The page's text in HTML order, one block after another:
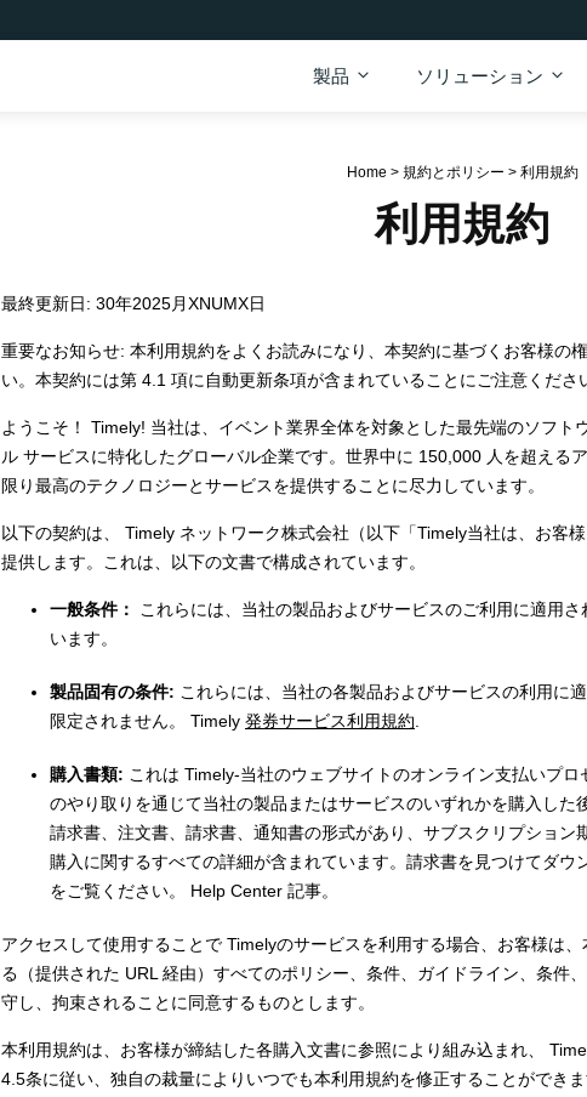
製品 ソリューション
Home > 規約とポリシー > 利用規約
利用規約
最終更新日: 30年2025月XNUMX日
重要なお知らせ: 本利用規約をよくお読みになり、本契約に基づくお客様の
い。本契約には第 4.1 項に自動更新条項が含まれていることにご注意くださ
ようこそ！ Timely! 当社は、イベント業界全体を対象とした最先端のソフト
ル サービスに特化したグローバル企業です。世界中に 150,000 人を超える
限り最高のテクノロジーとサービスを提供することに尽力しています。
以下の契約は、 Timely ネットワーク株式会社（以下「Timely当社は、お客
提供します。これは、以下の文書で構成されています。
一般条件：
これらには、当社の製品およびサービスのご利用に適用
います。
製品固有の条件: これらには、当社の各製品およびサービスの利用に
限定されません。 Timely 発券サービス利用規約
購入書類: これは Timely-当社のウェブサイトのオンライン支払いプ
のやり取りを通じて当社の製品またはサービスのいずれかを購入し
請求書、注文書、請求書、通知書の形式があり、サブスクリプション
購入に関するすべての詳細が含まれています。請求書を見つけてダウ
をご覧ください。 Help Center 記事。
アクセスして使用することで Timelyのサービスを利用する場合、お客様は
る（提供された URL 経由）すべてのポリシー、条件、ガイドライン、条件
守し、拘束されることに同意するものとします。
本利用規約は、お客様が締結した各購入文書に参照により組み込まれ、
4.5条に従い、独自の裁量によりいつでも本利用規約を修正することができま